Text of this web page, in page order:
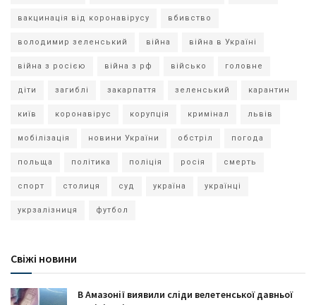
вакцинація від коронавірусу вбивство
володимир зеленський війна війна в Україні
війна з росією війна з рф військо головне
діти загиблі закарпаття зеленський карантин
київ коронавірус корупція кримінал львів
мобілізація новини України обстріл погода
польща політика поліція росія смерть
спорт столиця суд україна українці
укрзалізниця футбол
Свіжі новини
В Амазонії виявили сліди велетенської давньої